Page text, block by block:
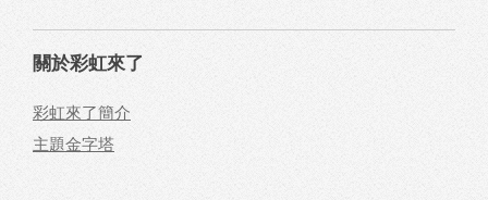
關於彩虹來了
彩虹來了簡介
主題金字塔